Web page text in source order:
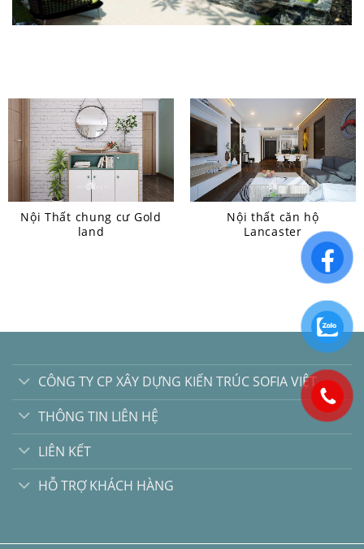
Nội Thất chung cư Gold
land
Nội thất căn hộ
Lancaster
CÔNG TY CP XÂY DỰNG KIẾN TRÚC SOFIA VIỆT
THÔNG TIN LIÊN HỆ
LIÊN KẾT
HỖ TRỢ KHÁCH HÀNG